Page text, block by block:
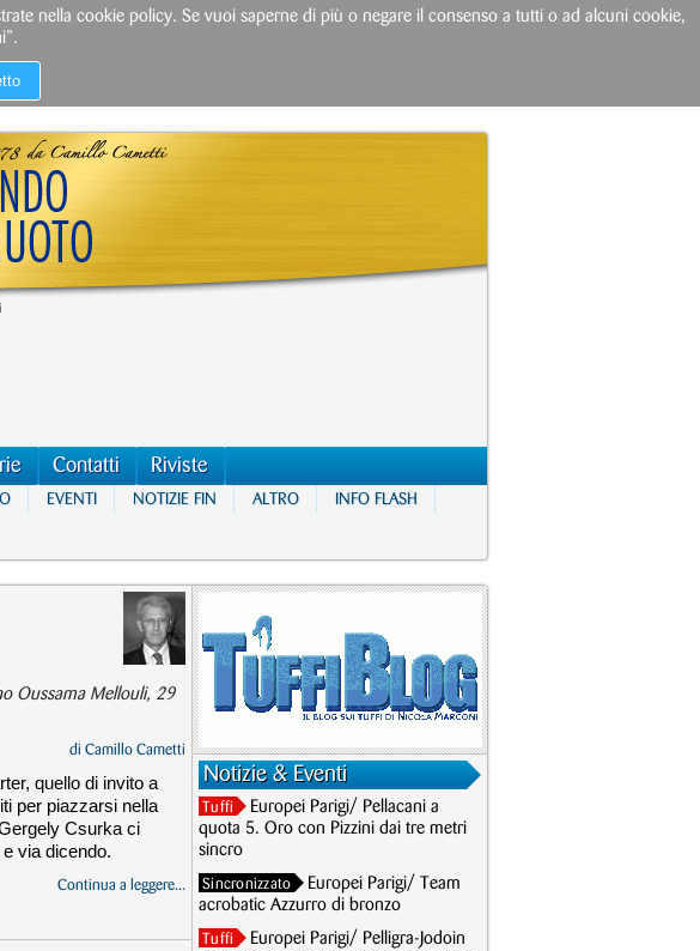
Contatti Riviste
EVENTI NOTIZIE FIN ALTRO INFO FLASH
Oussama Mellouli, 29
di Camillo Cametti
quello di invito a
per piazzarsi nella
Csurka ci
via dicendo.
Continua a leggere...
Notizie & Eventi
Tuffi
Europei Parigi/ Pellacani a
quota 5. Oro con Pizzini dai tre metri
sincro
Sincronizzato
Europei Parigi/ Team
acrobatic Azzurro di bronzo
Tuffi
Europei Parigi/ Pelligra-Jodoin
nella cookie policy. Se vuoi saperne di più o negare il consenso a tutti o ad alcuni cookie,